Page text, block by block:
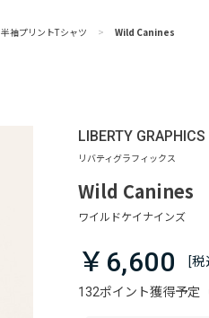
半袖プリントTシャツ > Wild Canines
LIBERTY GRAPHICS
Wild Canines
132ポイント獲得予定
￥6,600